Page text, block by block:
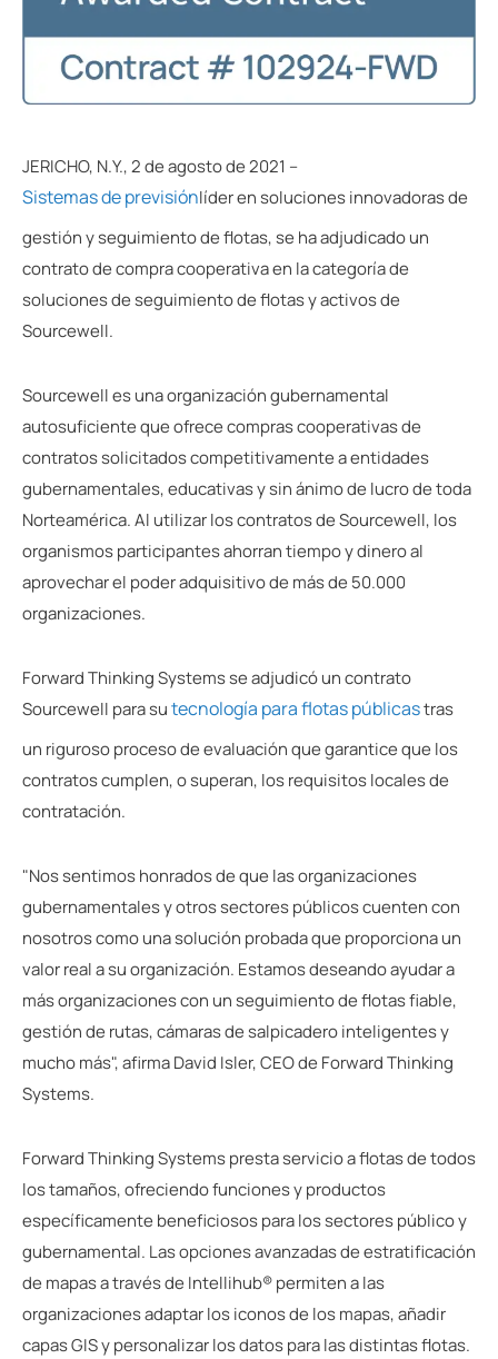
JERICHO, N.Y., 2 de agosto de 2021 --
Sistemas de previsiónlíder en soluciones innovadoras de
gestión y seguimiento de flotas, se ha adjudicado un
contrato de compra cooperativa en la categoría de
soluciones de seguimiento de flotas y activos de
Sourcewell.
Sourcewell es una organización gubernamental
autosuficiente que ofrece compras cooperativas de
contratos solicitados competitivamente a entidades
gubernamentales, educativas y sin ánimo de lucro de toda
Norteamérica. Al utilizar los contratos de Sourcewell, los
organismos participantes ahorran tiempo y dinero al
aprovechar el poder adquisitivo de más de 50.000
organizaciones.
Forward Thinking Systems se adjudicó un contrato
Sourcewell para sutecnología para flotas públicastras
un riguroso proceso de evaluación que garantice que los
contratos cumplen, o superan, los requisitos locales de
contratación.
"Nos sentimos honrados de que las organizaciones
gubernamentales y otros sectores públicos cuenten con
nosotros como una solución probada que proporciona un
valor real a su organización. Estamos deseando ayudar a
más organizaciones con un seguimiento de flotas fiable,
gestión de rutas, cámaras de salpicadero inteligentes y
mucho más", afirma David Isler, CEO de Forward Thinking
Systems.
Forward Thinking Systems presta servicio a flotas de todos
los tamaños, ofreciendo funciones y productos
específicamente beneficiosos para los sectores público y
gubernamental. Las opciones avanzadas de estratificación
de mapas a través de Intellihub® permiten a las
organizaciones adaptar los iconos de los mapas, añadir
capas GIS y personalizar los datos para las distintas flotas.